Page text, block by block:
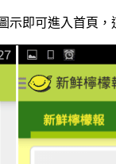
即可進入首頁，